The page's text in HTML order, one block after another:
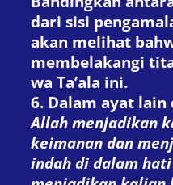
dari sisi
akan melihat
membelakangi
wa Ta’ala ini.
6. Dalam ayat lain
Allah menjadikan
keimanan dan
indah di dalam